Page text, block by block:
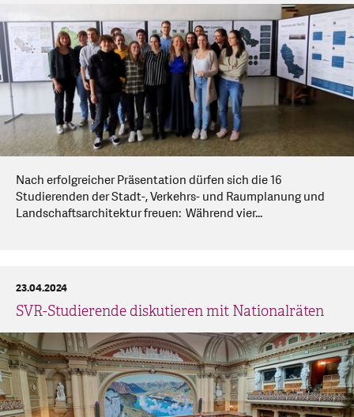
Nach erfolgreicher Präsentation dürfen sich die 16
Studierenden der Stadt-, Verkehrs- und Raumplanung und
Landschaftsarchitektur freuen: Während vier...
SVR-Studierende diskutieren mit Nationalräten
23.04.2024